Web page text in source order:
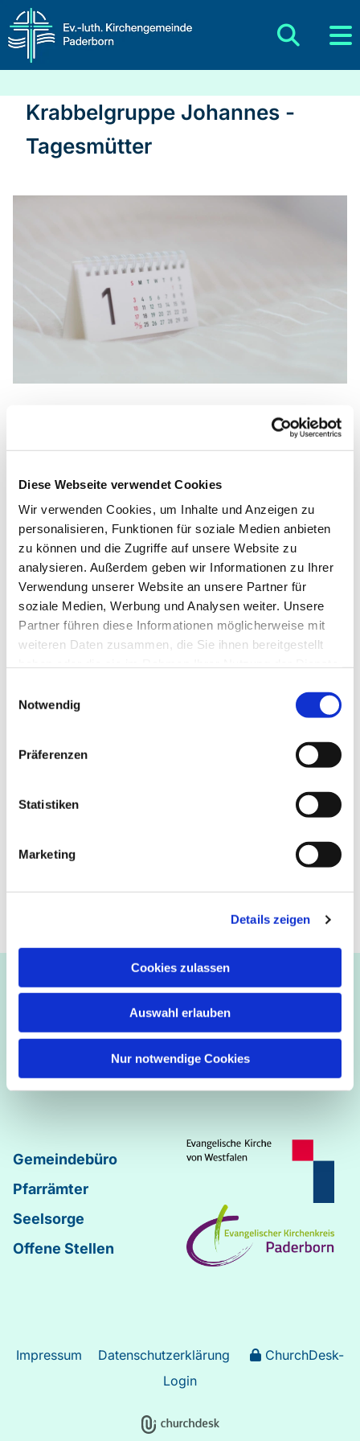
Diese Webseite verwendet Cookies
Wir verwenden Cookies, um Inhalte und Anzeigen zu
personalisieren, Funktionen für soziale Medien anbieten
zu können und die Zugriffe auf unsere Website zu
analysieren. Außerdem geben wir Informationen zu Ihrer
Verwendung unserer Website an unsere Partner für
soziale Medien, Werbung und Analysen weiter. Unsere
Partner führen diese Informationen möglicherweise mit
weiteren Daten zusammen, die Sie ihnen bereitgestellt
Notwendig
Präferenzen
Statistiken
Marketing
Details zeigen
Cookies zulassen
Auswahl erlauben
Nur notwendige Cookies
Krabbelgruppe Johannes -
Tagesmütter
11:00 Uhr
Johannes-Kirche, Dietrich-
Bonhoeffer-Straße 1, 33102
Paderborn
Ev.-luth. Kirchengemeinde Paderborn
Bastfelder Weg 30 - 33098 Paderborn
05251/5002-32 und 5002-33
Martin-Luther–Markus–Matthäus
Johannes–Lukas
Gemeindebüro
Pfarrämter
Seelsorge
Offene Stellen
Impressum Datenschutzerklärung
ChurchDesk-
Login